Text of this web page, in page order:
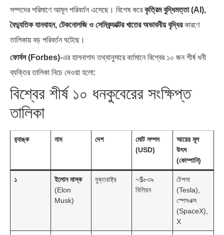
সম্পদের পরিমাণে আমূল পরিবর্তন এসেছে। বিশেষ করেকৃত্রিম বুদ্ধিমত্তা (AI),
বৈদ্যুতিক যানবাহন, টেকনোলজি ও সেমিকন্ডাক্টর খাতের অভাবনীয় বৃদ্ধিরকারণে
তালিকায় বড় পরিবর্তন ঘটেছে।
ফোর্বস (Forbes)-এর হালনাগাদ তথ্যানুসারে বর্তমানে বিশ্বের ১০ জন শীর্ষ ধনী
ব্যক্তির তালিকা নিচে দেওয়া হলো:
বিশ্বের শীর্ষ ১০ ধনকুবেরের সংক্ষিপ্ত
তালিকা
র‍্যাঙ্ক নাম দেশ
মোট সম্পদ
(USD)
আয়ের মূল
উৎস
(কোম্পানি)
১
ইলোন মাস্ক
(Elon
Musk)
যুক্তরাষ্ট্র
~$৮৩৯
বিলিয়ন
টেপলা
(Tesla),
স্পেসএক্স
(SpaceX),
X